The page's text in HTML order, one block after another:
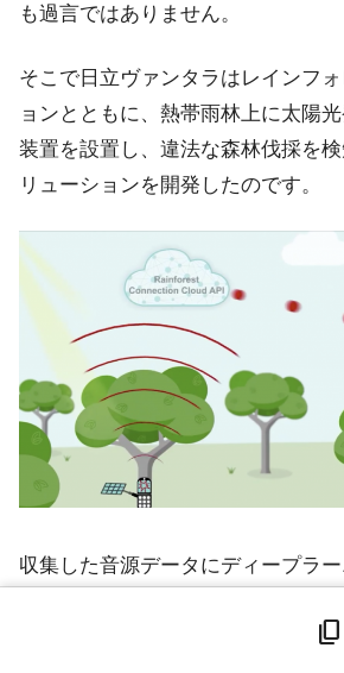
も過言ではありません。
そこで日立ヴァンタラはレインフ
ョンとともに、熱帯雨林上に太陽
装置を設置し、違法な森林伐採を
リューションを開発したのです。
収集した音源データにディープラ
近づいたときに発する鳴き声の違content_copy